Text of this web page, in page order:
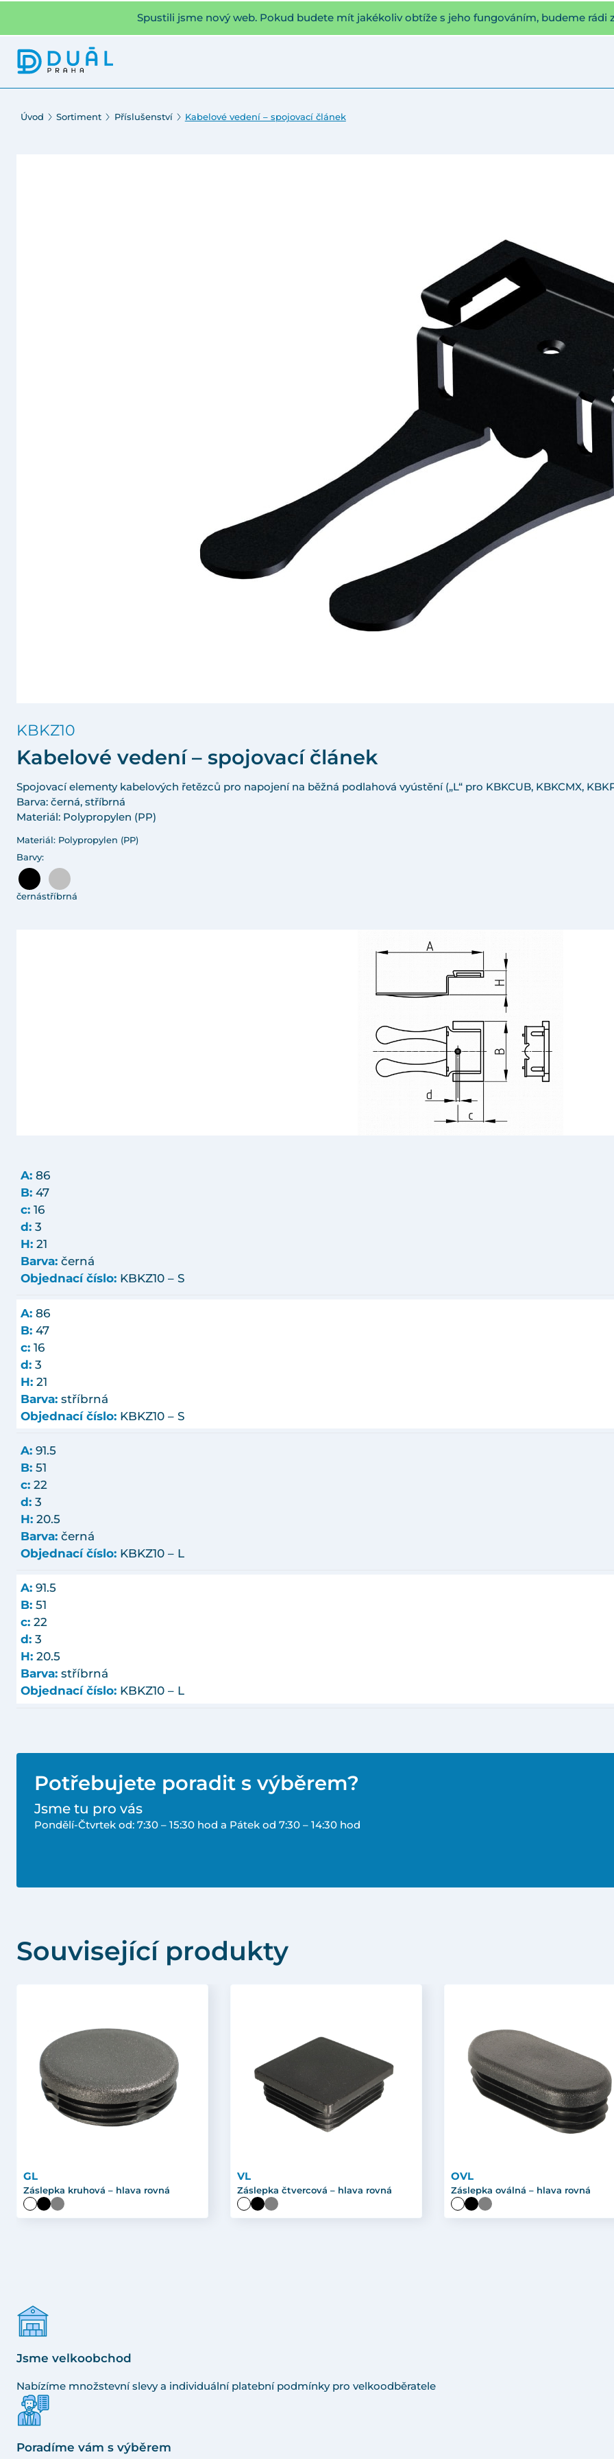
Spustili jsme nový web. Pokud budete mít jakékoliv obtíže s jeho fungováním, budeme rádi
Úvod Sortiment Příslušenství Kabelové vedení – spojovací článek
KBKZ10
Kabelové vedení – spojovací článek
Spojovací elementy kabelových řetězců pro napojení na běžná podlahová vyústění („L“ pro KBKCUB, KBKCMX,
Barva: černá, stříbrná
Materiál: Polypropylen (PP)
Materiál: Polypropylen (PP)
Barvy:
černástříbrná
A: 86
B: 47
c: 16
d: 3
H: 21
Barva: černá
Objednací číslo: KBKZ10 – S
A: 86
B: 47
c: 16
d: 3
H: 21
Barva: stříbrná
Objednací číslo: KBKZ10 – S
A: 91.5
B: 51
c: 22
d: 3
H: 20.5
Barva: černá
Objednací číslo: KBKZ10 – L
A: 91.5
B: 51
c: 22
d: 3
H: 20.5
Barva: stříbrná
Objednací číslo: KBKZ10 – L
Potřebujete poradit s výběrem?
Jsme tu pro vás
Pondělí-Čtvrtek od: 7:30 – 15:30 hod a Pátek od 7:30 – 14:30 hod
Související produkty
GL
Záslepka kruhová – hlava rovná
VL
Záslepka čtvercová – hlava rovná
OVL
Záslepka oválná – hlava rovná
Jsme velkoobchod
Nabízíme množstevní slevy a individuální platební podmínky pro velkoodběratele
Poradíme vám s výběrem